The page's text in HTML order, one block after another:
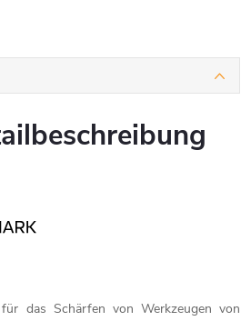
das Schärfen von Werkzeugen von